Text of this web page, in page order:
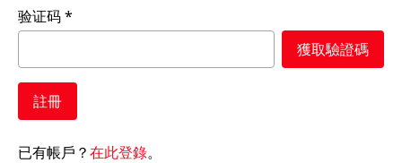
验证码
獲取驗證碼
註冊
已有帳戶？在此登錄。